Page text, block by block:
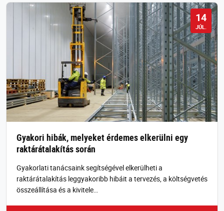
14
JÚL.
Gyakori hibák, melyeket érdemes elkerülni egy
raktárátalakítás során
Gyakorlati tanácsaink segítségével elkerülheti a
raktárátalakítás leggyakoribb hibáit a tervezés, a költségvetés
összeállítása és a kivitele…